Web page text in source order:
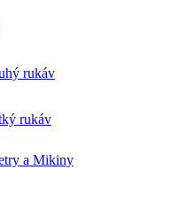
rukáv
rukáv
a Mikiny